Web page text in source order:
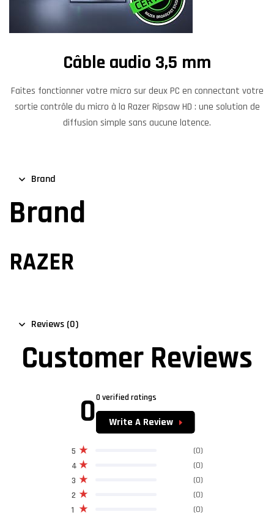
Câble audio 3,5 mm
Faites fonctionner votre micro sur deux PC en connectant votre
sortie contrôle du micro à la Razer Ripsaw HD : une solution de
diffusion simple sans aucune latence.
Brand
Brand
RAZER
Reviews (0)
Customer Reviews
00 verified ratings
Write A Review
1 (0)
2 (0)
3 (0)
4 (0)
5 (0)